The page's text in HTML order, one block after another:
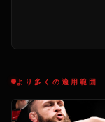
より多くの適用範囲